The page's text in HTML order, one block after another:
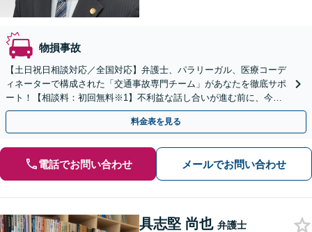
物損事故
【土日祝日相談対応／全国対応】弁護士、パラリーガル、医療コーデ
ィネーターで構成された「交通事故専門チーム」があなたを徹底サポ
ート！【相談料：初回無料※1】不利益な話し合いが進む前に、今す
ぐ相談！
料金表を見る
電話でお問い合わせ メールでお問い合わせ
具志堅 尚也 弁護士